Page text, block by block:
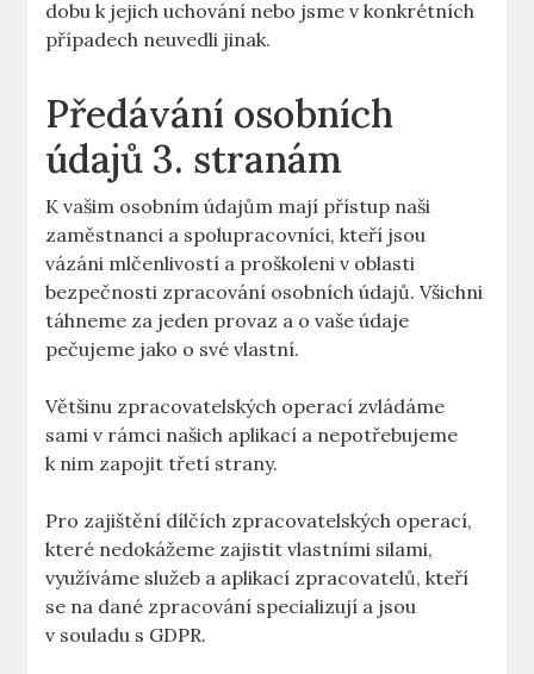
dobu k jejich uchování nebo jsme v konkrétních
případech neuvedli jinak.
Předávání osobních
údajů 3. stranám
K vašim osobním údajům mají přístup naši
zaměstnanci a spolupracovníci, kteří jsou
vázáni mlčenlivostí a proškoleni v oblasti
bezpečnosti zpracování osobních údajů. Všichni
táhneme za jeden provaz a o vaše údaje
pečujeme jako o své vlastní.
Většinu zpracovatelských operací zvládáme
sami v rámci našich aplikací a nepotřebujeme
k nim zapojit třetí strany.
Pro zajištění dílčích zpracovatelských operací,
které nedokážeme zajistit vlastními silami,
využíváme služeb a aplikací zpracovatelů, kteří
se na dané zpracování specializují a jsou
v souladu s GDPR.